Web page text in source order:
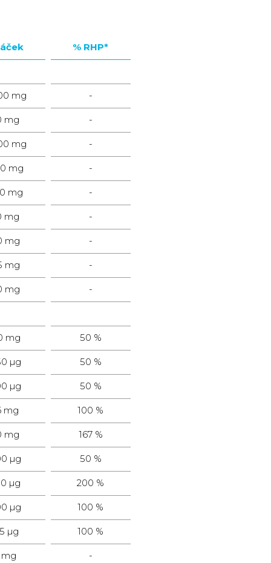
% RHP*
mg -
mg -
mg -
mg -
mg -
mg -
mg -
mg -
mg -
mg 50 %
µg 50 %
µg 50 %
mg 100 %
mg 167 %
µg 50 %
µg 200 %
µg 100 %
µg 100 %
mg -